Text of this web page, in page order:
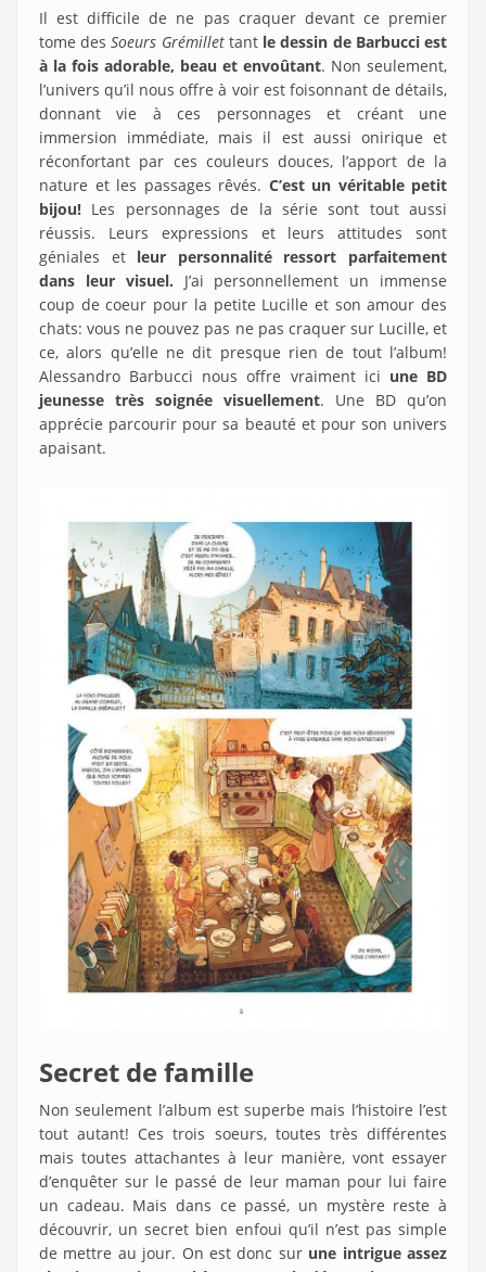
Il est difficile de ne pas craquer devant ce premier
tome desSoeurs Grémillet tant le dessin de Barbucci est
à la fois adorable, beau et envoûtant. Non seulement,
l’univers qu’il nous offre à voir est foisonnant de détails,
donnant vie à ces personnages et créant une
immersion immédiate, mais il est aussi onirique et
réconfortant par ces couleurs douces, l’apport de la
nature et les passages rêvés. C’est un véritable petit
bijou! Les personnages de la série sont tout aussi
réussis. Leurs expressions et leurs attitudes sont
géniales etleur personnalité ressort parfaitement
dans leur visuel. J’ai personnellement un immense
coup de coeur pour la petite Lucille et son amour des
chats: vous ne pouvez pas ne pas craquer sur Lucille, et
ce, alors qu’elle ne dit presque rien de tout l’album!
Alessandro Barbucci nous offre vraiment ici une BD
jeunesse très soignée visuellement. Une BD qu’on
apprécie parcourir pour sa beauté et pour son univers
apaisant.
Secret de famille
Non seulement l’album est superbe mais l’histoire l’est
tout autant! Ces trois soeurs, toutes très différentes
mais toutes attachantes à leur manière, vont essayer
d’enquêter sur le passé de leur maman pour lui faire
un cadeau. Mais dans ce passé, un mystère reste à
découvrir, un secret bien enfoui qu’il n’est pas simple
de mettre au jour. On est donc sur une intrigue assez